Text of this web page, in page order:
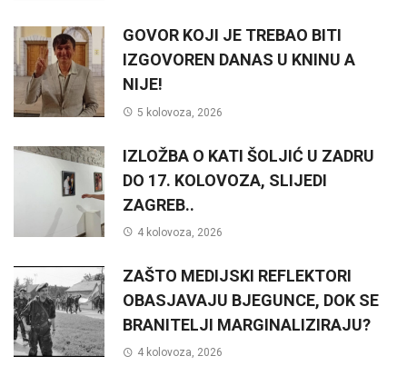
GOVOR KOJI JE TREBAO BITI
IZGOVOREN DANAS U KNINU A
NIJE!
5 kolovoza, 2026
IZLOŽBA O KATI ŠOLJIĆ U ZADRU
DO 17. KOLOVOZA, SLIJEDI
ZAGREB..
4 kolovoza, 2026
ZAŠTO MEDIJSKI REFLEKTORI
OBASJAVAJU BJEGUNCE, DOK SE
BRANITELJI MARGINALIZIRAJU?
4 kolovoza, 2026